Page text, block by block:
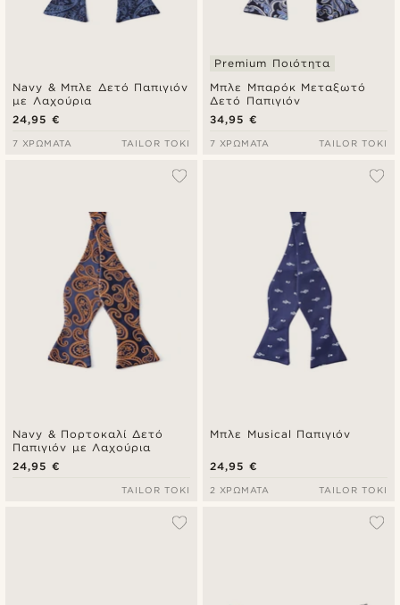
Navy & Μπλε Δετό Παπιγιόν
με Λαχούρια
24,95 €
7 ΧΡΏΜΑΤΑ TAILOR TOKI
Μπλε Μπαρόκ Μεταξωτό
Δετό Παπιγιόν
Premium Ποιότητα
34,95 €
7 ΧΡΏΜΑΤΑ TAILOR TOKI
Navy & Πορτοκαλί Δετό
Παπιγιόν με Λαχούρια
24,95 €
TAILOR TOKI
Μπλε Musical Παπιγιόν
24,95 €
2 ΧΡΏΜΑΤΑ TAILOR TOKI